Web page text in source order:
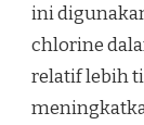
ini
chlorine
relatif lebih